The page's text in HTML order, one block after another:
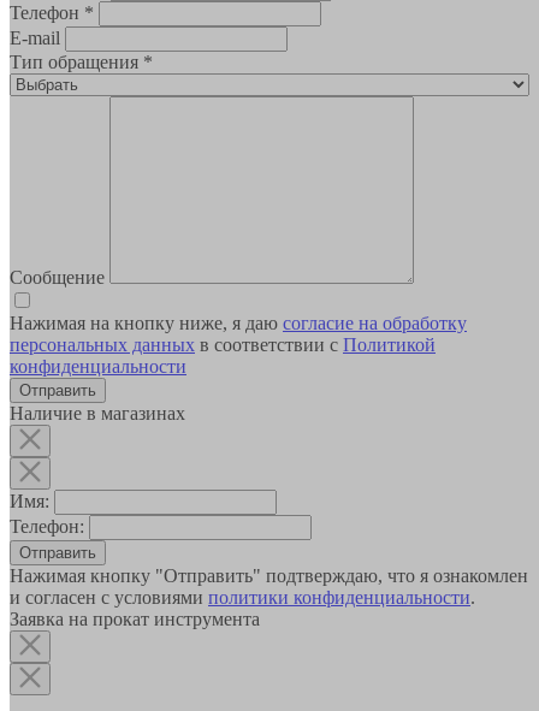
Телефон *
E-mail
Тип обращения *
Сообщение
Нажимая на кнопку ниже, я даю согласие на обработку
персональных данных в соответствии с Политикой
конфиденциальности
Наличие в магазинах
Имя:
Телефон:
Отправить
Нажимая кнопку "Отправить" подтверждаю, что я ознакомлен
и согласен с условиями политики конфиденциальности.
Заявка на прокат инструмента